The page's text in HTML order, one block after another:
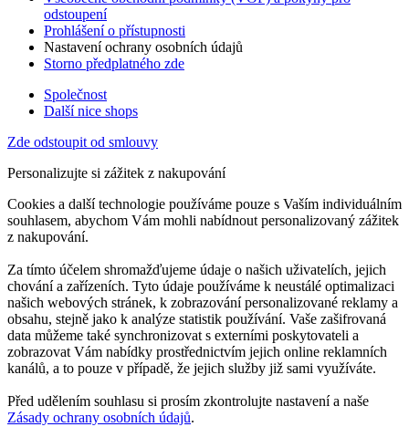
odstoupení
Prohlášení o přístupnosti
Nastavení ochrany osobních údajů
Storno předplatného zde
Společnost
Další nice shops
Zde odstoupit od smlouvy
Personalizujte si zážitek z nakupování
Cookies a další technologie používáme pouze s Vaším individuálním
souhlasem, abychom Vám mohli nabídnout personalizovaný zážitek
z nakupování.
Za tímto účelem shromažďujeme údaje o našich uživatelích, jejich
chování a zařízeních. Tyto údaje používáme k neustálé optimalizaci
našich webových stránek, k zobrazování personalizované reklamy a
obsahu, stejně jako k analýze statistik používání. Vaše zašifrovaná
data můžeme také synchronizovat s externími poskytovateli a
zobrazovat Vám nabídky prostřednictvím jejich online reklamních
kanálů, a to pouze v případě, že jejich služby již sami využíváte.
Před udělením souhlasu si prosím zkontrolujte nastavení a naše
Zásady ochrany osobních údajů.